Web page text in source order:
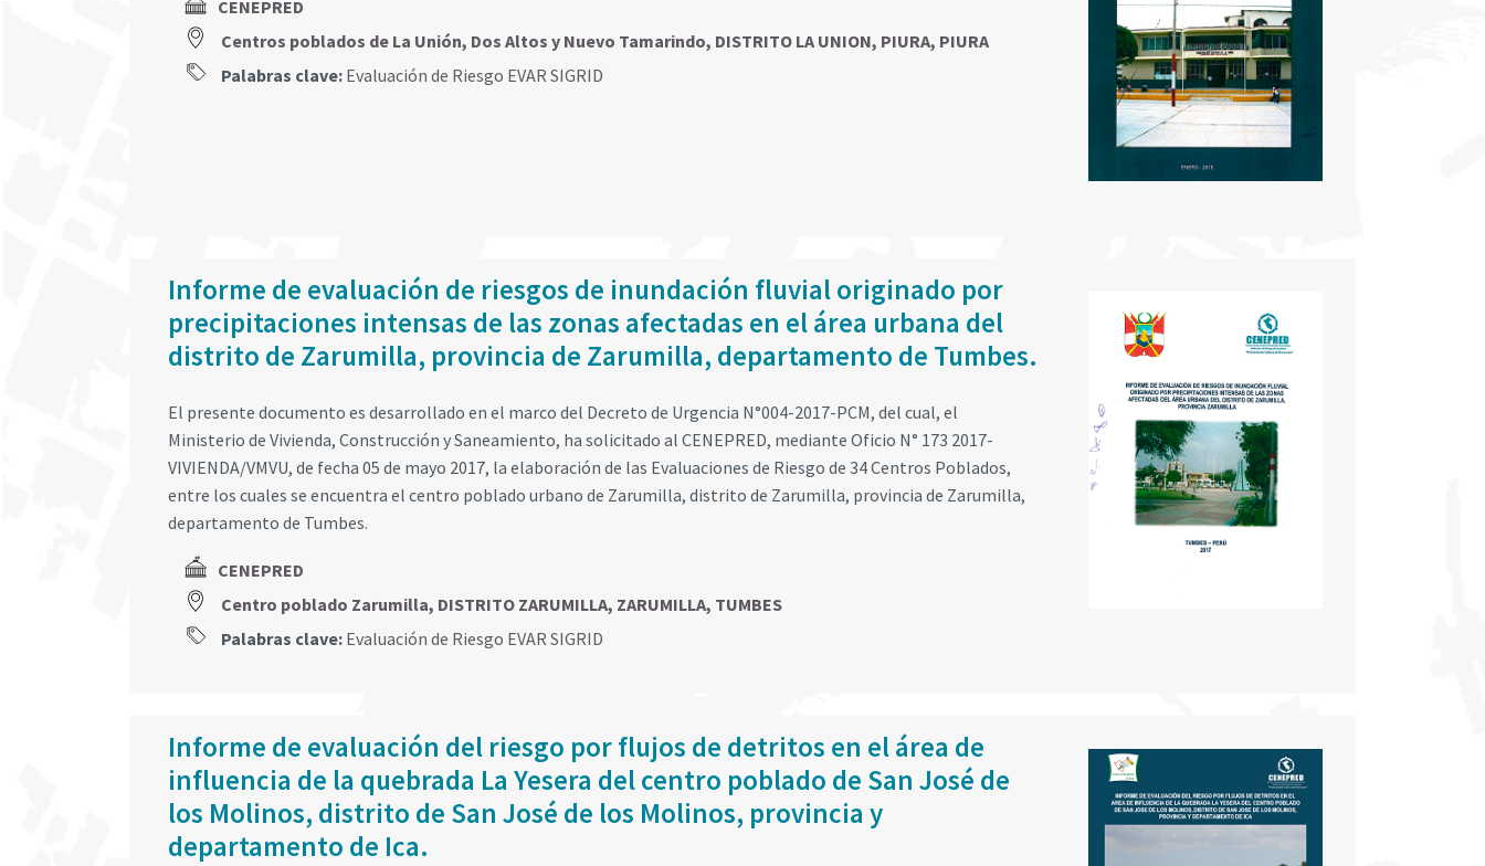
CENEPRED
Centros poblados de La Unión, Dos Altos y Nuevo Tamarindo, DISTRITO LA UNION, PIURA, PIURA
Palabras clave: Evaluación de Riesgo EVAR SIGRID
Informe de evaluación de riesgos de inundación fluvial originado por
precipitaciones intensas de las zonas afectadas en el área urbana del
distrito de Zarumilla, provincia de Zarumilla, departamento de Tumbes.
El presente documento es desarrollado en el marco del Decreto de Urgencia N°004-2017-PCM, del cual, el
Ministerio de Vivienda, Construcción y Saneamiento, ha solicitado al CENEPRED, mediante Oficio N° 173 2017-
VIVIENDA/VMVU, de fecha 05 de mayo 2017, la elaboración de las Evaluaciones de Riesgo de 34 Centros Poblados,
entre los cuales se encuentra el centro poblado urbano de Zarumilla, distrito de Zarumilla, provincia de Zarumilla,
departamento de Tumbes.
CENEPRED
Centro poblado Zarumilla, DISTRITO ZARUMILLA, ZARUMILLA, TUMBES
Palabras clave: Evaluación de Riesgo EVAR SIGRID
Informe de evaluación del riesgo por flujos de detritos en el área de
influencia de la quebrada La Yesera del centro poblado de San José de
los Molinos, distrito de San José de los Molinos, provincia y
departamento de Ica.